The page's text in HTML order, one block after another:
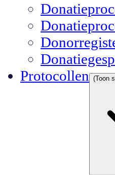
Protocollen
(Toon